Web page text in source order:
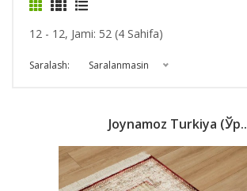
12 - 12, Jami: 52 (4 Sahifa)
Saralash: Saralanmasin
Joynamoz Turkiya (ўр..